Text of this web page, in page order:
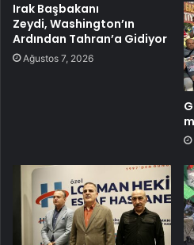
Irak Başbakanı
Zeydi, Washington’ın
Ardından Tahran’a Gidiyor
Ağustos 7, 2026